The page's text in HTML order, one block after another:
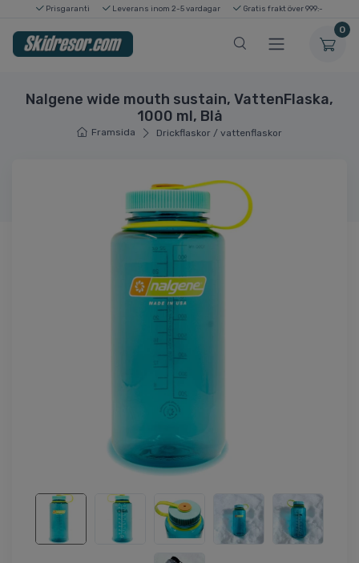
Prisgaranti Leverans inom 2-5 vardagar Gratis frakt över 999:-
0
Nalgene wide mouth sustain, VattenFlaska,
1000 ml, Blå
Framsida Drickflaskor / vattenflaskor